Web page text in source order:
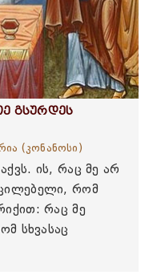
გსურდეს
(კონანოსი)
ის, რაც მე არ
რომ
რაც მე
სხვასაც